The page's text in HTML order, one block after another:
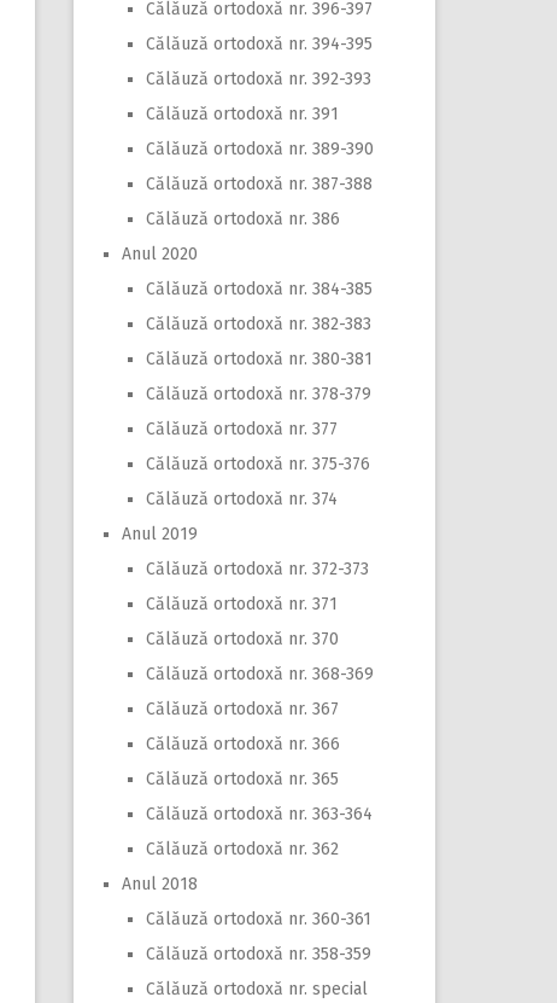
Călăuză ortodoxă nr. 396-397
Călăuză ortodoxă nr. 394-395
Călăuză ortodoxă nr. 392-393
Călăuză ortodoxă nr. 391
Călăuză ortodoxă nr. 389-390
Călăuză ortodoxă nr. 387-388
Călăuză ortodoxă nr. 386
Anul 2020
Călăuză ortodoxă nr. 384-385
Călăuză ortodoxă nr. 382-383
Călăuză ortodoxă nr. 380-381
Călăuză ortodoxă nr. 378-379
Călăuză ortodoxă nr. 377
Călăuză ortodoxă nr. 375-376
Călăuză ortodoxă nr. 374
Anul 2019
Călăuză ortodoxă nr. 372-373
Călăuză ortodoxă nr. 371
Călăuză ortodoxă nr. 370
Călăuză ortodoxă nr. 368-369
Călăuză ortodoxă nr. 367
Călăuză ortodoxă nr. 366
Călăuză ortodoxă nr. 365
Călăuză ortodoxă nr. 363-364
Călăuză ortodoxă nr. 362
Anul 2018
Călăuză ortodoxă nr. 360-361
Călăuză ortodoxă nr. 358-359
Călăuză ortodoxă nr. special